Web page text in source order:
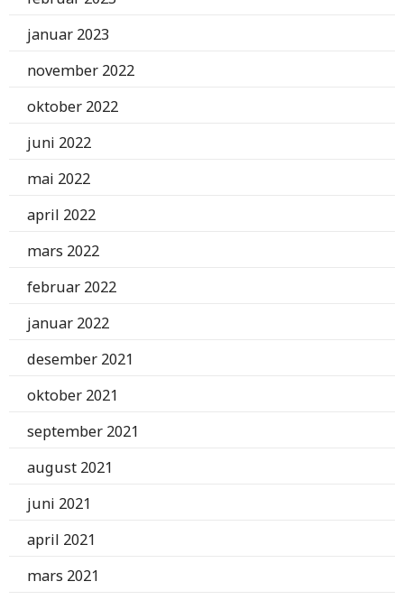
januar 2023
november 2022
oktober 2022
juni 2022
mai 2022
april 2022
mars 2022
februar 2022
januar 2022
desember 2021
oktober 2021
september 2021
august 2021
juni 2021
april 2021
mars 2021